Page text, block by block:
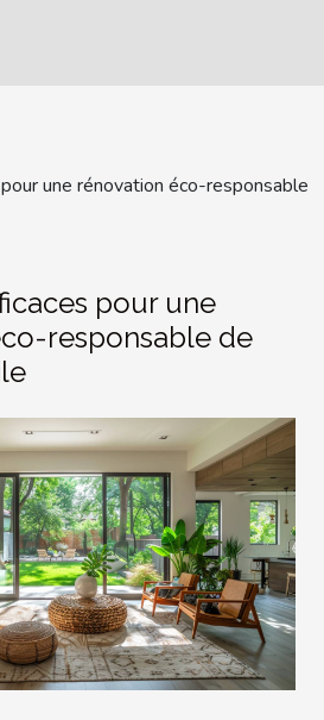
une rénovation éco-responsable
pour une
responsable de